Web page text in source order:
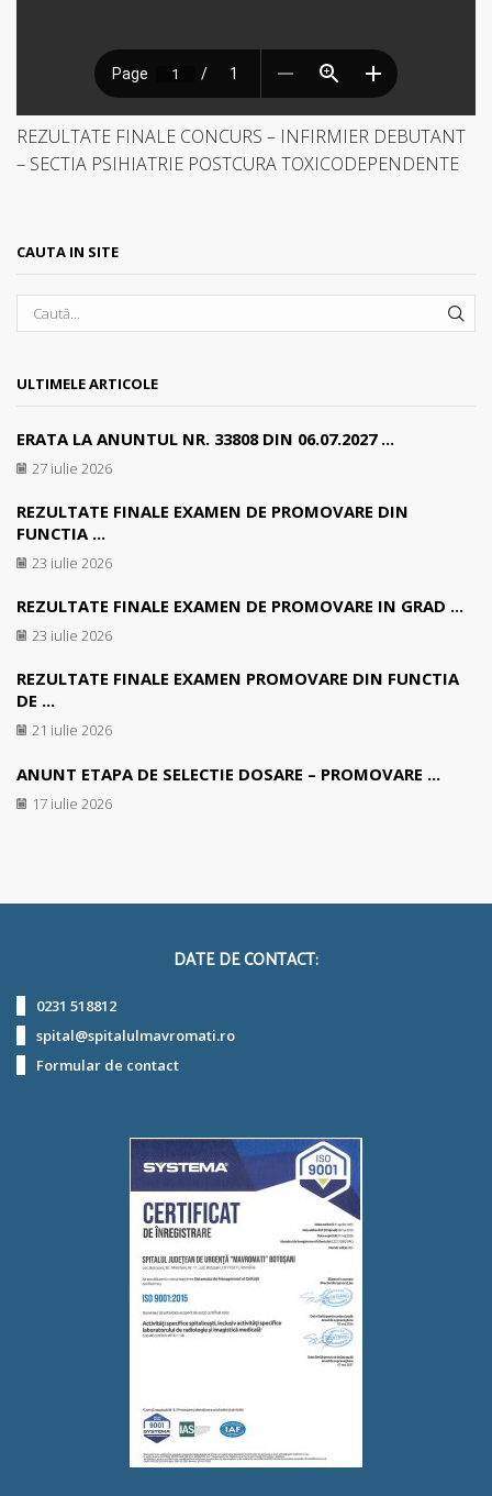
REZULTATE FINALE CONCURS – INFIRMIER DEBUTANT
– SECTIA PSIHIATRIE POSTCURA TOXICODEPENDENTE
CAUTA IN SITE
ULTIMELE ARTICOLE
ERATA LA ANUNTUL NR. 33808 DIN 06.07.2027 ...
27 iulie 2026
REZULTATE FINALE EXAMEN DE PROMOVARE DIN
FUNCTIA ...
23 iulie 2026
REZULTATE FINALE EXAMEN DE PROMOVARE IN GRAD ...
23 iulie 2026
REZULTATE FINALE EXAMEN PROMOVARE DIN FUNCTIA
DE ...
21 iulie 2026
ANUNT ETAPA DE SELECTIE DOSARE – PROMOVARE ...
17 iulie 2026
DATE DE CONTACT:
0231 518812
spital@spitalulmavromati.ro
Formular de contact